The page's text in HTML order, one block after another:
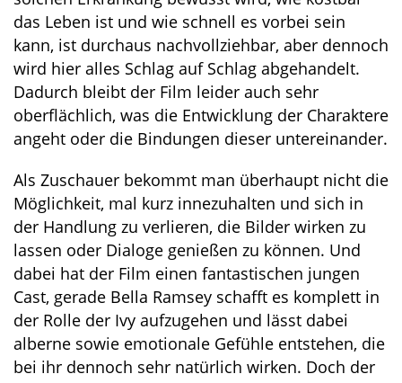
das Leben ist und wie schnell es vorbei sein
kann, ist durchaus nachvollziehbar, aber dennoch
wird hier alles Schlag auf Schlag abgehandelt.
Dadurch bleibt der Film leider auch sehr
oberflächlich, was die Entwicklung der Charaktere
angeht oder die Bindungen dieser untereinander.
Als Zuschauer bekommt man überhaupt nicht die
Möglichkeit, mal kurz innezuhalten und sich in
der Handlung zu verlieren, die Bilder wirken zu
lassen oder Dialoge genießen zu können. Und
dabei hat der Film einen fantastischen jungen
Cast, gerade Bella Ramsey schafft es komplett in
der Rolle der Ivy aufzugehen und lässt dabei
alberne sowie emotionale Gefühle entstehen, die
bei ihr dennoch sehr natürlich wirken. Doch der